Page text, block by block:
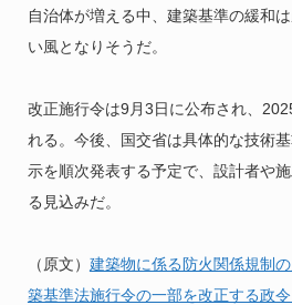
自治体が増える中、建築基準の緩和
い風となりそうだ。
改正施行令は9月3日に公布され、
れる。今後、国交省は具体的な技術
示を順次発表する予定で、設計者や
る見込みだ。
（原文） 建築物に係る防火関係規制
築基準法施行令の一部を改正する政